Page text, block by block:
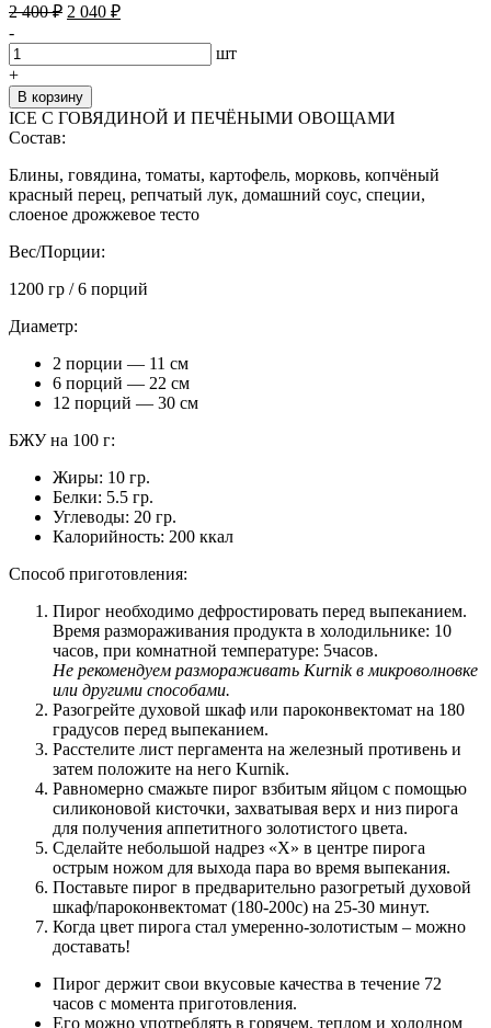
2 400₽ Первоначальная
составляла
2
400 ₽.
2 040 ₽Текущая
2
040 ₽.
-
шт
+
В корзину
ICE С ГОВЯДИНОЙ И ПЕЧЁНЫМИ ОВОЩАМИ
Состав:
Блины, говядина, томаты, картофель, морковь, копчёный
красный перец, репчатый лук, домашний соус, специи,
слоеное дрожжевое тесто
Вес/Порции:
1200 гр / 6 порций
Диаметр:
2 порции — 11 см
6 порций — 22 см
12 порций — 30 см
БЖУ на 100 г:
Жиры: 10 гр.
Белки: 5.5 гр.
Углеводы: 20 гр.
Калорийность: 200 ккал
Способ приготовления:
Пирог необходимо дефростировать перед выпеканием.
Время размораживания продукта в холодильнике: 10
часов, при комнатной температуре: 5часов.
Не рекомендуем размораживать Kurnik в микроволновке
или другими способами.
Разогрейте духовой шкаф или пароконвектомат на 180
градусов перед выпеканием.
Расстелите лист пергамента на железный противень и
затем положите на него Kurnik.
Равномерно смажьте пирог взбитым яйцом с помощью
силиконовой кисточки, захватывая верх и низ пирога
для получения аппетитного золотистого цвета.
Сделайте небольшой надрез «Х» в центре пирога
острым ножом для выхода пара во время выпекания.
Поставьте пирог в предварительно разогретый духовой
шкаф/пароконвектомат (180-200с) на 25-30 минут.
Когда цвет пирога стал умеренно-золотистым – можно
доставать!
Пирог держит свои вкусовые качества в течение 72
часов с момента приготовления.
Его можно употреблять в горячем, теплом и холодном